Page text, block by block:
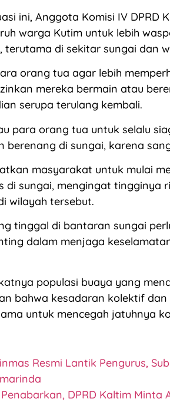
ini, Anggota Komisi IV DPRD
warga Kutim untuk lebih
terutama di sekitar sungai dan
orang tua agar lebih
mereka bermain atau
serupa terulang kembali.
para orang tua untuk selalu
berenang di sungai, karena
masyarakat untuk mulai
di sungai, mengingat tingginya
wilayah tersebut.
tinggal di bantaran sungai
dalam menjaga
populasi buaya yang
bahwa kesadaran kolektif
untuk mencegah jatuhnya
Resmi Lantik Pengurus,
DPRD Kaltim Minta